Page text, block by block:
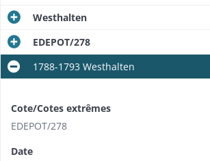
Westhalten
EDEPOT/278
1788-1793 Westhalten
Cote/Cotes extrêmes
EDEPOT/278
Date